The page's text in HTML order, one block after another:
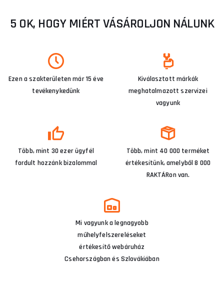
5 OK, HOGY MIÉRT VÁSÁROLJON NÁLUNK
Ezen a szakterületen már 15 éve
tevékenykedünk
Kiválasztott márkák
meghatalmazott szervizei
vagyunk
Több, mint 30 ezer ügyfél
fordult hozzánk bizalommal
Több, mint 40 000 terméket
értékesítünk, amelyből 8 000
RAKTÁRon van.
Mi vagyunk a legnagyobb
műhelyfelszereléseket
értékesítő webáruház
Csehországban és Szlovákiában